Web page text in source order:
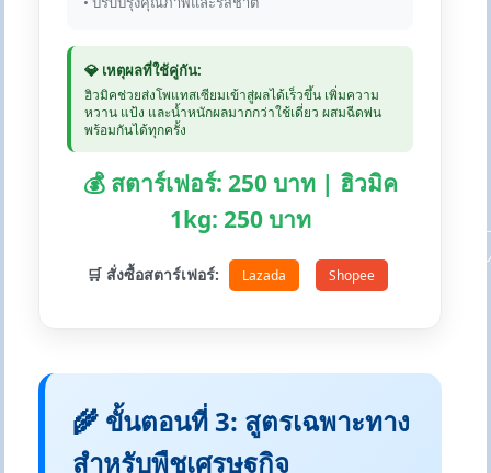
💎 เหตุผลที่ใช้คู่กัน:
ฮิวมิคช่วยส่งโพแทสเซียมเข้าสู่ผลได้เร็วขึ้น เพิ่มความ
หวาน แป้ง และน้ำหนักผลมากกว่าใช้เดี่ยว ผสมฉีดพ่น
พร้อมกันได้ทุกครั้ง
💰 สตาร์เฟอร์: 250 บาท | ฮิวมิค
1kg: 250 บาท
🛒 สั่งซื้อสตาร์เฟอร์: Lazada Shopee
🌾 ขั้นตอนที่ 3: สูตรเฉพาะทาง
สำหรับพืชเศรษฐกิจ